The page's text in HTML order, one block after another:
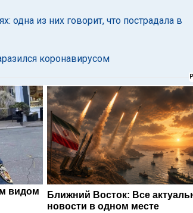
из них говорит, что пострадала в
коронавирусом
видом
Ближний Восток: Все
новости в одном месте